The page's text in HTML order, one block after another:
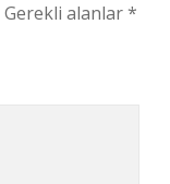
Gerekli alanlar*